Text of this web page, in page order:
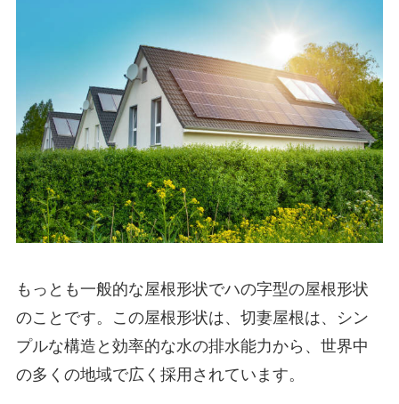
もっとも一般的な屋根形状でハの字型の屋根形状
のことです。この屋根形状は、切妻屋根は、シン
プルな構造と効率的な水の排水能力から、世界中
の多くの地域で広く採用されています。